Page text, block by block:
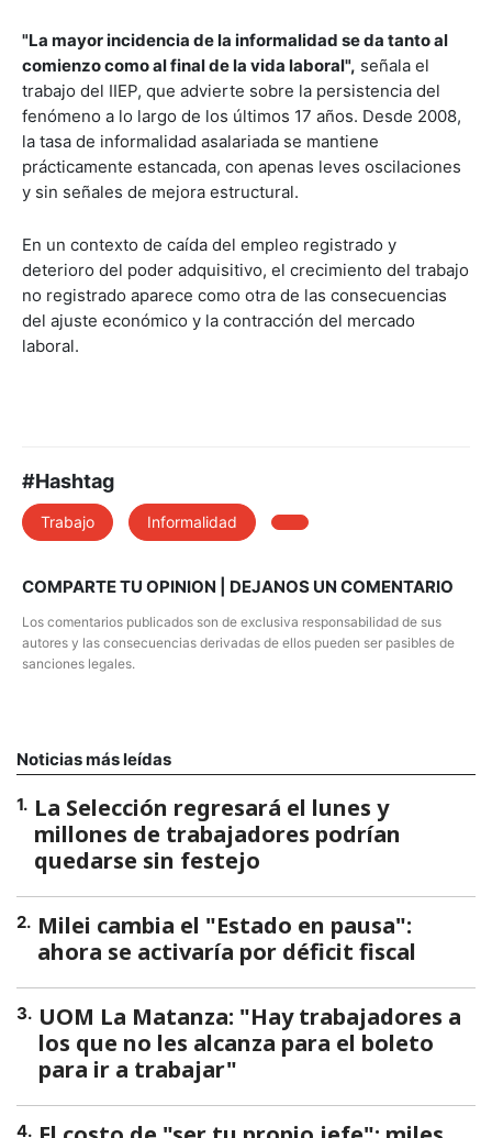
"La mayor incidencia de la informalidad se da tanto al
comienzo como al final de la vida laboral", señala el
trabajo del IIEP, que advierte sobre la persistencia del
fenómeno a lo largo de los últimos 17 años. Desde 2008,
la tasa de informalidad asalariada se mantiene
prácticamente estancada, con apenas leves oscilaciones
y sin señales de mejora estructural.
En un contexto de caída del empleo registrado y
deterioro del poder adquisitivo, el crecimiento del trabajo
no registrado aparece como otra de las consecuencias
del ajuste económico y la contracción del mercado
laboral.
#Hashtag
Trabajo Informalidad
COMPARTE TU OPINION | DEJANOS UN COMENTARIO
Los comentarios publicados son de exclusiva responsabilidad de sus
autores y las consecuencias derivadas de ellos pueden ser pasibles de
sanciones legales.
Noticias más leídas
1. La Selección regresará el lunes y
millones de trabajadores podrían
quedarse sin festejo
2. Milei cambia el "Estado en pausa":
ahora se activaría por déficit fiscal
3. UOM La Matanza: "Hay trabajadores a
los que no les alcanza para el boleto
para ir a trabajar"
4.